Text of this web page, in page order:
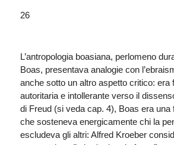
26
L’antropologia boasiana, perlomeno
Boas, presentava analogie con
anche sotto un altro aspetto critico: era
autoritaria e intollerante verso il
di Freud (si veda cap. 4), Boas era una
che sosteneva energicamente chi la
escludeva gli altri: Alfred Kroeber